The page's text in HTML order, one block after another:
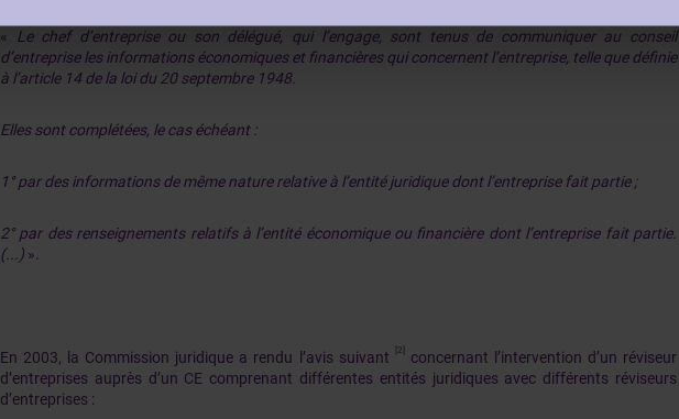
«
Le chef d’entreprise ou son délégué, qui l’engage, sont tenus de communiquer au conseil
d’entreprise les informations économiques et financières qui concernent l’entreprise, telle que définie
à l’article 14 de la loi du 20 septembre 1948.
Elles sont complétées, le cas échéant :
1° par des informations de même nature relative à l’entité juridique dont l’entreprise fait partie ;
2° par des renseignements relatifs à l’entité économique ou financière dont l’entreprise fait partie.
(...) ».
En 2003, la Commission juridique a rendu l’avis suivant [2] concernant l’intervention d’un réviseur
d’entreprises auprès d’un CE comprenant différentes entités juridiques avec différents réviseurs
d’entreprises :